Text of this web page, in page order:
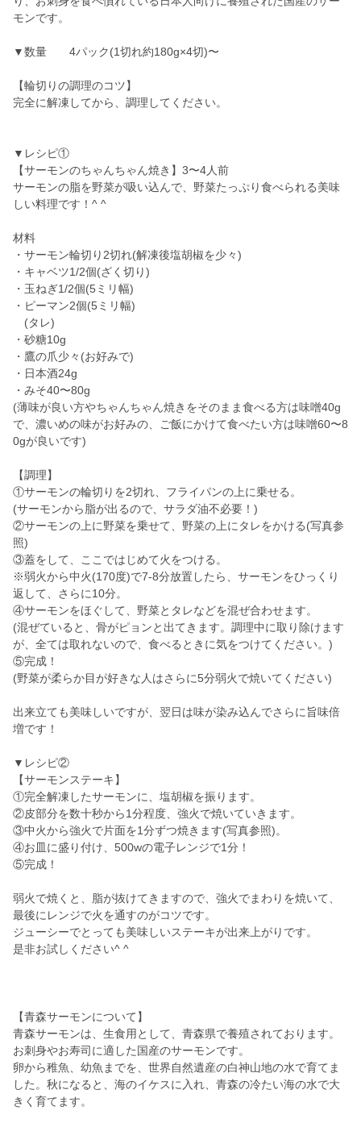
モンです。
▼数量 4パック(1切れ約180g×4切)〜
【輪切りの調理のコツ】
完全に解凍してから、調理してください。
▼レシピ①
【サーモンのちゃんちゃん焼き】3〜4人前
サーモンの脂を野菜が吸い込んで、野菜たっぷり食べられる美味
しい料理です！^ ^
材料
・サーモン輪切り2切れ(解凍後塩胡椒を少々)
・キャベツ1/2個(ざく切り)
・玉ねぎ1/2個(5ミリ幅)
・ピーマン2個(5ミリ幅)
(タレ)
・砂糖10g
・鷹の爪少々(お好みで)
・日本酒24g
・みそ40〜80g
(薄味が良い方やちゃんちゃん焼きをそのまま食べる方は味噌40g
で、濃いめの味がお好みの、ご飯にかけて食べたい方は味噌60〜8
0gが良いです)
【調理】
①サーモンの輪切りを2切れ、フライパンの上に乗せる。
(サーモンから脂が出るので、サラダ油不必要！)
②サーモンの上に野菜を乗せて、野菜の上にタレをかける(写真参
照)
③蓋をして、ここではじめて火をつける。
※弱火から中火(170度)で7-8分放置したら、サーモンをひっくり
返して、さらに10分。
④サーモンをほぐして、野菜とタレなどを混ぜ合わせます。
(混ぜていると、骨がピョンと出てきます。調理中に取り除けます
が、全ては取れないので、食べるときに気をつけてください。)
⑤完成！
(野菜が柔らか目が好きな人はさらに5分弱火で焼いてください)
出来立ても美味しいですが、翌日は味が染み込んでさらに旨味倍
増です！
▼レシピ②
【サーモンステーキ】
①完全解凍したサーモンに、塩胡椒を振ります。
②皮部分を数十秒から1分程度、強火で焼いていきます。
③中火から強火で片面を1分ずつ焼きます(写真参照)。
④お皿に盛り付け、500wの電子レンジで1分！
⑤完成！
弱火で焼くと、脂が抜けてきますので、強火でまわりを焼いて、
最後にレンジで火を通すのがコツです。
ジューシーでとっても美味しいステーキが出来上がりです。
是非お試しください^ ^
【青森サーモンについて】
青森サーモンは、生食用として、青森県で養殖されております。
お刺身やお寿司に適した国産のサーモンです。
卵から稚魚、幼魚までを、世界自然遺産の白神山地の水で育てま
した。秋になると、海のイケスに入れ、青森の冷たい海の水で大
きく育てます。